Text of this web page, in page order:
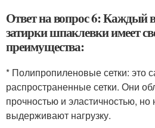
Ответ на вопрос 6: Каждый
затирки шпаклевки имеет
преимущества:
* Полипропиленовые сетки: это
распространенные сетки. Они
прочностью и эластичностью,
выдерживают нагрузку.